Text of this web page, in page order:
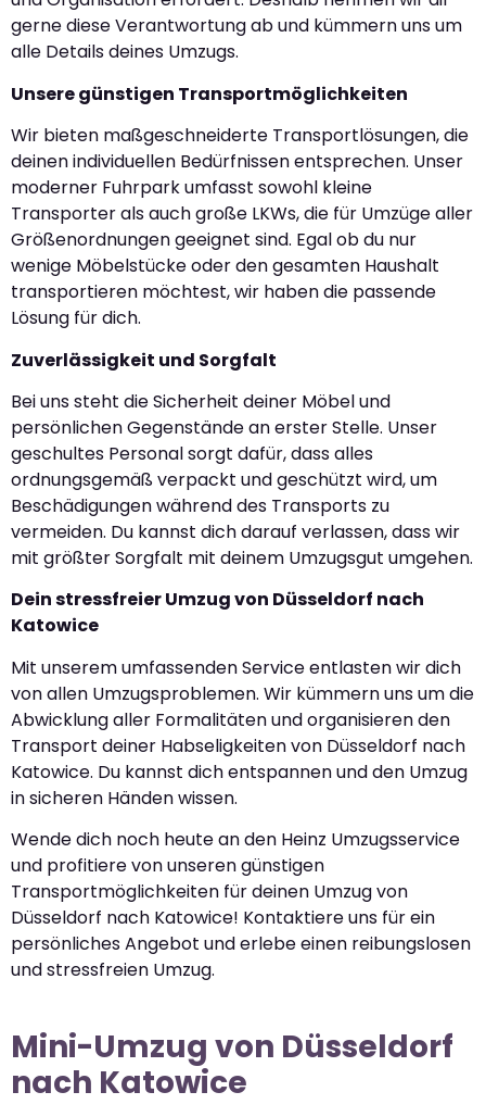
gerne diese Verantwortung ab und kümmern uns um
alle Details deines Umzugs.
Unsere günstigen Transportmöglichkeiten
Wir bieten maßgeschneiderte Transportlösungen, die
deinen individuellen Bedürfnissen entsprechen. Unser
moderner Fuhrpark umfasst sowohl kleine
Transporter als auch große LKWs, die für Umzüge aller
Größenordnungen geeignet sind. Egal ob du nur
wenige Möbelstücke oder den gesamten Haushalt
transportieren möchtest, wir haben die passende
Lösung für dich.
Zuverlässigkeit und Sorgfalt
Bei uns steht die Sicherheit deiner Möbel und
persönlichen Gegenstände an erster Stelle. Unser
geschultes Personal sorgt dafür, dass alles
ordnungsgemäß verpackt und geschützt wird, um
Beschädigungen während des Transports zu
vermeiden. Du kannst dich darauf verlassen, dass wir
mit größter Sorgfalt mit deinem Umzugsgut umgehen.
Dein stressfreier Umzug von Düsseldorf nach
Katowice
Mit unserem umfassenden Service entlasten wir dich
von allen Umzugsproblemen. Wir kümmern uns um die
Abwicklung aller Formalitäten und organisieren den
Transport deiner Habseligkeiten von Düsseldorf nach
Katowice. Du kannst dich entspannen und den Umzug
in sicheren Händen wissen.
Wende dich noch heute an den Heinz Umzugsservice
und profitiere von unseren günstigen
Transportmöglichkeiten für deinen Umzug von
Düsseldorf nach Katowice! Kontaktiere uns für ein
persönliches Angebot und erlebe einen reibungslosen
und stressfreien Umzug.
Mini-Umzug von Düsseldorf
nach Katowice